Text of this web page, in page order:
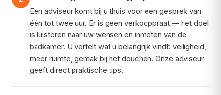
Een adviseur komt bij u thuis voor een gesprek van
één tot twee uur. Er is geen verkooppraat — het doel
is luisteren naar uw wensen en inmeten van de
badkamer. U vertelt wat u belangrijk vindt: veiligheid,
meer ruimte, gemak bij het douchen. Onze adviseur
geeft direct praktische tips.